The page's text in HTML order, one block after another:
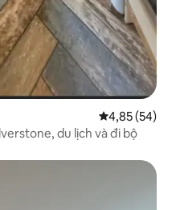
Xếp hạng
4,85 (54)
du lịch và đi bộ